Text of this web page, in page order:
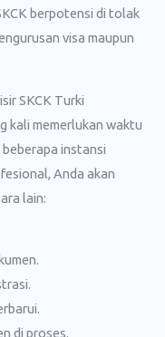
berpotensi di tolak
visa maupun
SKCK Turki
kali memerlukan waktu
instansi
Anda akan
lain:
di proses.